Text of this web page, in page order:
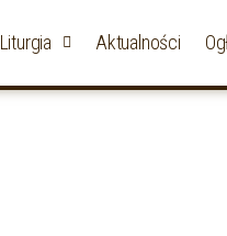
Liturgia Aktualności